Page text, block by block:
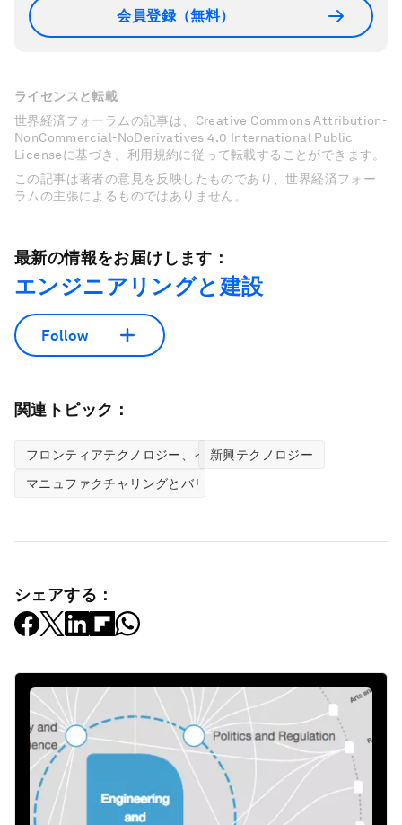
会員登録（無料）
ライセンスと転載
世界経済フォーラムの記事は、Creative Commons Attribution-
NonCommercial-NoDerivatives 4.0 International Public
Licenseに基づき、利用規約に従って転載することができます。
この記事は著者の意見を反映したものであり、世界経済フォー
ラムの主張によるものではありません。
最新の情報をお届けします：
エンジニアリングと建設
Follow
関連トピック：
フロンティアテクノロジー、イノベーションセンター
新興テクノロジー
マニュファクチャリングとバリューチェーン
シェアする：